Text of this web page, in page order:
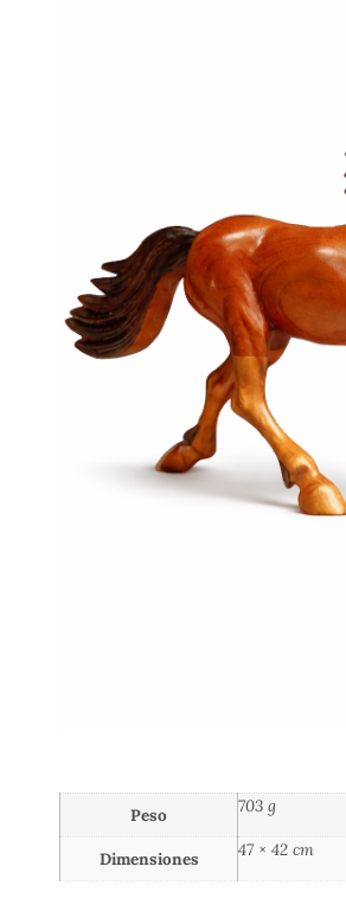
Peso 703 g
Dimensiones 47 × 42 cm